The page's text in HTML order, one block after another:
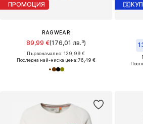
ПРОМОЦИЯ
RAGWEAR
89,99 €(176,01 лв.³)
Първоначално: 129,99 €
Последна най-ниска цена:76,49 €